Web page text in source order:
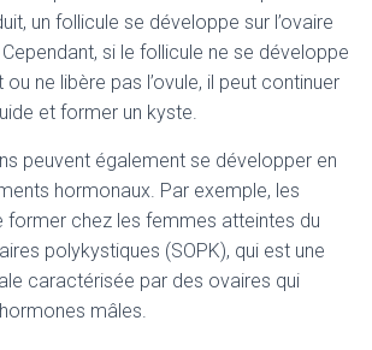
un follicule se développe sur l’ovaire
si le follicule ne se développe
ne libère pas l’ovule, il peut continuer
et former un kyste.
peuvent également se développer en
hormonaux. Par exemple, les
former chez les femmes atteintes du
polykystiques (SOPK), qui est une
caractérisée par des ovaires qui
mâles.